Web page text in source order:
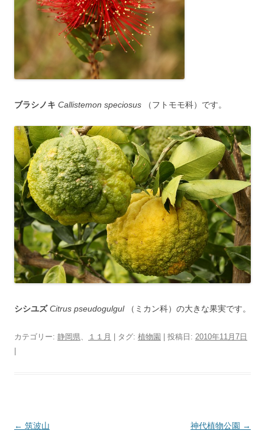
ブラシノキ Callistemon speciosus （フトモモ科）です。
シシユズ Citrus pseudogulgul（ミカン科）の大きな果実です。
カテゴリー: 静岡県、 １１月 | タグ: 植物園 | 投稿日: 2010年11月7日
投
← 筑波山 神代植物公園 →